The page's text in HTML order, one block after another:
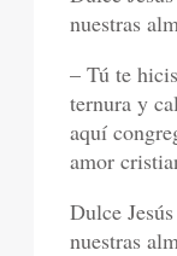
nuestras
– Tú te
ternura y
aquí
amor
Dulce
nuestras